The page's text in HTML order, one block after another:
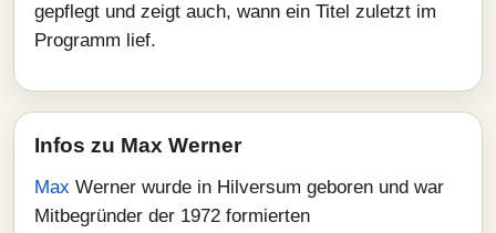
gepflegt und zeigt auch, wann ein Titel zuletzt im
Programm lief.
Infos zu Max Werner
Max Werner wurde in Hilversum geboren und war
Mitbegründer der 1972 formierten